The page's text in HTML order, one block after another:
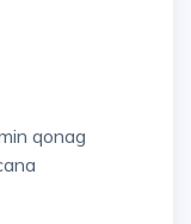
qonag